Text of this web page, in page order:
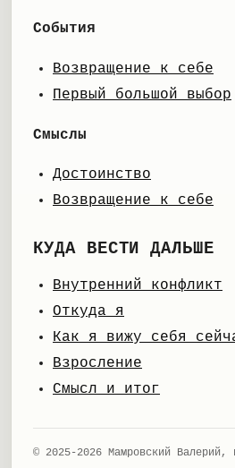
События
Возвращение к себе
Первый большой выбор
Смыслы
Достоинство
Возвращение к себе
КУДА ВЕСТИ ДАЛЬШЕ
Внутренний конфликт
Откуда я
Как я вижу себя
Взросление
Смысл и итог
© 2025-2026 Мамровский Валерий,